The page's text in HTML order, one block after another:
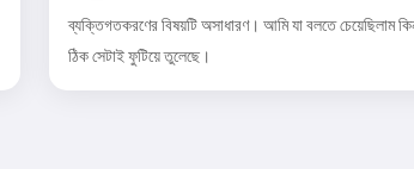
ব্যক্তিগতকরণের বিষয়টি অসাধারণ। আমি যা বলতে চেয়েছিলাম
ঠিক সেটাই ফুটিয়ে তুলেছে।